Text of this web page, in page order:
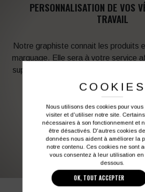
PERSONNALISATION DE VOS
TRAVAIL
Notre graphiste connait les produits
marquage. Elle sera à votre service
support en fonction des contraintes
besoins d’image. Profitez de
Vous souhaitez avoir plus
03 27 28 87 86
COOKIES
Nous utilisons des cookies pour
visiter et d'utiliser notre site.
nécessaires à son fonctionnement et
être désactivés. D'autres cookies
données nous aident à améliorer la
notre contenu. Ces cookies ne sont
vous consentez à leur utilisation
dessous.
OK, TOUT ACCEPTER